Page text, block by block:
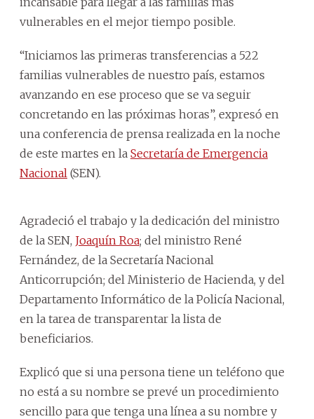
vulnerables en el mejor tiempo posible.
“Iniciamos las primeras transferencias a 522
familias vulnerables de nuestro país, estamos
avanzando en ese proceso que se va seguir
concretando en las próximas horas”, expresó en
una conferencia de prensa realizada en la noche
de este martes en la Secretaría de Emergencia
Nacional (SEN).
Agradeció el trabajo y la dedicación del ministro
de la SEN, Joaquín Roa; del ministro René
Fernández, de la Secretaría Nacional
Anticorrupción; del Ministerio de Hacienda, y del
Departamento Informático de la Policía Nacional,
en la tarea de transparentar la lista de
beneficiarios.
Explicó que si una persona tiene un teléfono que
no está a su nombre se prevé un procedimiento
sencillo para que tenga una línea a su nombre y